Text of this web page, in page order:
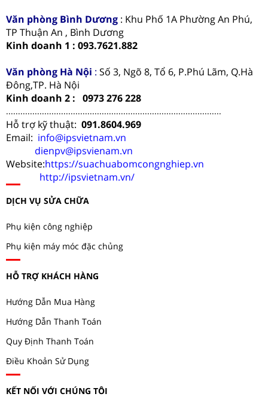
Văn phòng Bình Dương : Khu Phố 1A Phường An Phú,
TP Thuận An , Bình Dương
Kinh doanh 1 : 093.7621.882
Văn phòng Hà Nội : Số 3, Ngõ 8, Tổ 6, P.Phú Lãm, Q.Hà
Đông,TP. Hà Nội
Kinh doanh 2 : 0973 276 228
..........................................................................................
Hỗ trợ kỹ thuật: 091.8604.969
Email: info@ipsvietnam.vn
dienpv@ipsvienam.vn
Website:https://suachuabomcongnghiep.vn
http://ipsvietnam.vn/
DỊCH VỤ SỬA CHỮA
Phụ kiện công nghiệp
Phụ kiện máy móc đặc chủng
HỖ TRỢ KHÁCH HÀNG
Hướng Dẫn Mua Hàng
Hướng Dẫn Thanh Toán
Quy Định Thanh Toán
Điều Khoản Sử Dụng
KẾT NỐI VỚI CHÚNG TÔI